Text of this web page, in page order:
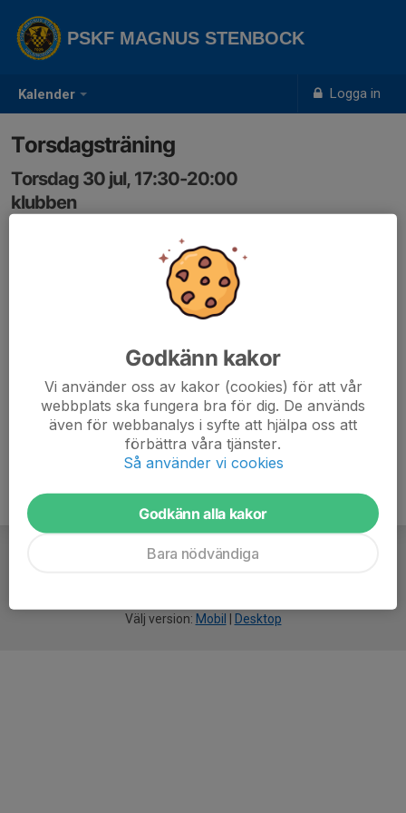
Kalender Logga in
PSKF MAGNUS STENBOCK
Torsdagsträning
Torsdag 30 jul, 17:30-20:00
klubben
Välj version: Mobil Desktop
Godkänn kakor
Vi använder oss av kakor (cookies) för att vår
webbplats ska fungera bra för dig. De används
även för webbanalys i syfte att hjälpa oss att
förbättra våra tjänster.
Så använder vi cookies
Godkänn alla kakor
Bara nödvändiga